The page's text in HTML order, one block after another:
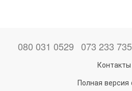
080 031 0529 073 233
Контакты
Полная версия